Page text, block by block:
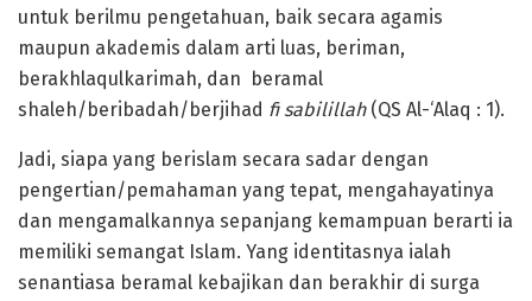
untuk berilmu pengetahuan, baik secara agamis
maupun akademis dalam arti luas, beriman,
berakhlaqulkarimah, dan beramal
shaleh/beribadah/berjihad fi sabilillah(QS Al-‘Alaq : 1).
Jadi, siapa yang berislam secara sadar dengan
pengertian/pemahaman yang tepat, mengahayatinya
dan mengamalkannya sepanjang kemampuan berarti ia
memiliki semangat Islam. Yang identitasnya ialah
senantiasa beramal kebajikan dan berakhir di surga